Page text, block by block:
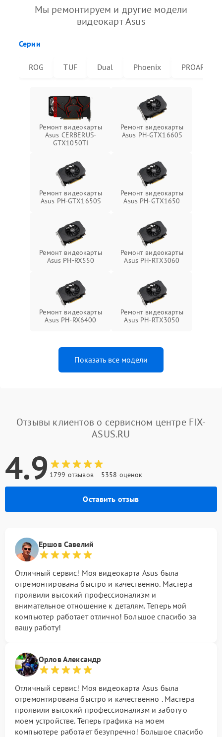
Мы ремонтируем и другие модели
видеокарт Asus
Серии
ROG TUF Dual Phoenix PROART
Ремонт видеокарты
Asus CERBERUS-
GTX1050TI
Ремонт видеокарты
Asus PH-GTX1660S
Ремонт видеокарты
Asus PH-GTX1650S
Ремонт видеокарты
Asus PH-GTX1650
Ремонт видеокарты
Asus PH-RX550
Ремонт видеокарты
Asus PH-RTX3060
Ремонт видеокарты
Asus PH-RX6400
Ремонт видеокарты
Asus PH-RTX3050
Показать все модели
Отзывы клиентов о сервисном центре FIX-
ASUS.RU
4.9 1799 отзывов 5358 оценок
Оставить отзыв
Ершов Савелий
Отличный сервис! Моя видеокарта Asus была
отремонтирована быстро и качественно. Мастера
проявили высокий профессионализм и
внимательное отношение к деталям. Теперь мой
компьютер работает отлично! Большое спасибо за
вашу работу!
Орлов Александр
Отличный сервис! Моя видеокарта Asus была
отремонтирована быстро и качественно . Мастера
проявили высокий профессионализм и заботу о
моем устройстве. Теперь графика на моем
компьютере работает безупречно! Большое спасибо